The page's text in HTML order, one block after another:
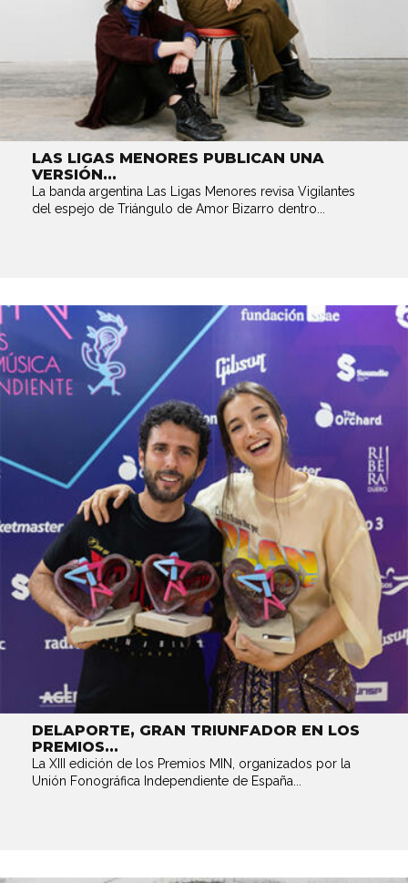
LAS LIGAS MENORES PUBLICAN UNA
VERSIÓN...
La banda argentina Las Ligas Menores revisa Vigilantes
del espejo de Triángulo de Amor Bizarro dentro...
DELAPORTE, GRAN TRIUNFADOR EN LOS
PREMIOS...
La XIII edición de los Premios MIN, organizados por la
Unión Fonográfica Independiente de España...